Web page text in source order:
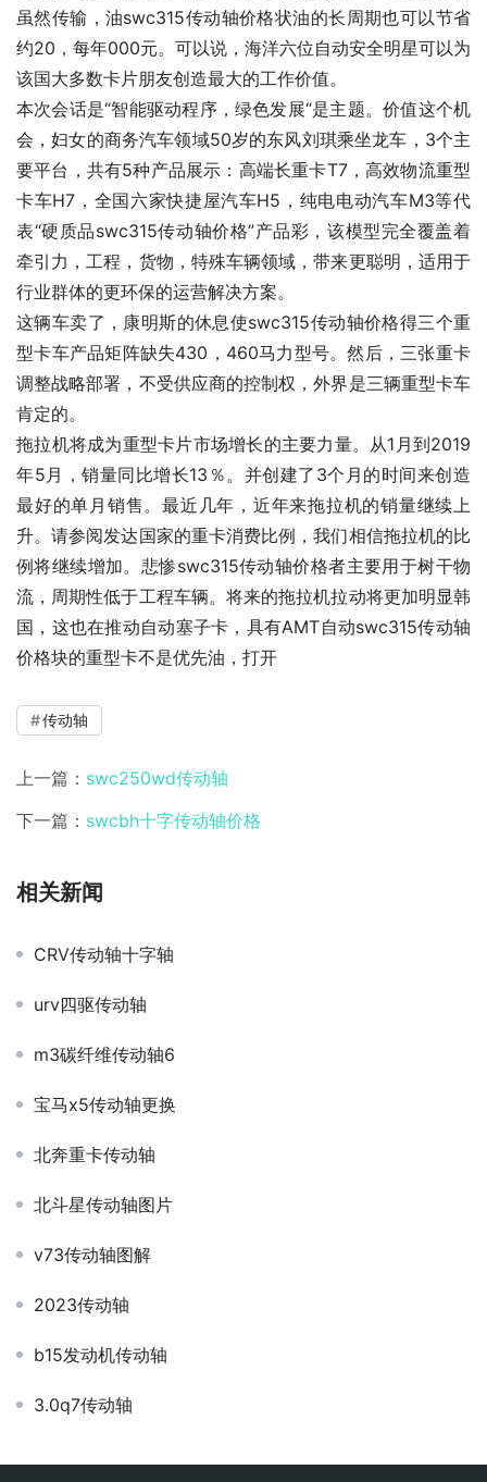
虽然传输，油swc315传动轴价格状油的长周期也可以节省
约20，每年000元。可以说，海洋六位自动安全明星可以为
该国大多数卡片朋友创造最大的工作价值。
本次会话是“智能驱动程序，绿色发展“是主题。价值这个机
会，妇女的商务汽车领域50岁的东风刘琪乘坐龙车，3个主
要平台，共有5种产品展示：高端长重卡T7，高效物流重型
卡车H7，全国六家快捷屋汽车H5，纯电电动汽车M3等代
表“硬质品swc315传动轴价格”产品彩，该模型完全覆盖着
牵引力，工程，货物，特殊车辆领域，带来更聪明，适用于
行业群体的更环保的运营解决方案。
这辆车卖了，康明斯的休息使swc315传动轴价格得三个重
型卡车产品矩阵缺失430，460马力型号。然后，三张重卡
调整战略部署，不受供应商的控制权，外界是三辆重型卡车
肯定的。
拖拉机将成为重型卡片市场增长的主要力量。从1月到2019
年5月，销量同比增长13％。并创建了3个月的时间来创造
最好的单月销售。最近几年，近年来拖拉机的销量继续上
升。请参阅发达国家的重卡消费比例，我们相信拖拉机的比
例将继续增加。悲惨swc315传动轴价格者主要用于树干物
流，周期性低于工程车辆。将来的拖拉机拉动将更加明显韩
国，这也在推动自动塞子卡，具有AMT自动swc315传动轴
价格块的重型卡不是优先油，打开
传动轴
上一篇： swc250wd传动轴
下一篇： swcbh十字传动轴价格
相关新闻
CRV传动轴十字轴
urv四驱传动轴
m3碳纤维传动轴6
宝马x5传动轴更换
北奔重卡传动轴
北斗星传动轴图片
v73传动轴图解
2023传动轴
b15发动机传动轴
3.0q7传动轴